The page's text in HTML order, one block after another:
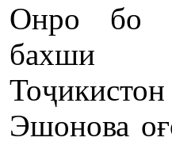
Онро бо
бахши
Эшонова